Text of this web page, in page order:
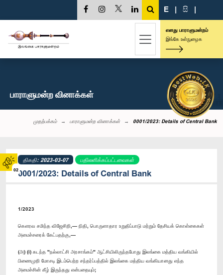
02
E | සි |
எனது பாராளுமன்றம்
இங்கே உள்நுழைக
பாராளுமன்ற வினாக்கள்
முதற்பக்கம் பாராளுமன்ற வினாக்கள் 0001/2023: Details of Central Bank
திகதி: 2023-03-07 பதிலளிக்கப்பட்டவைகள்
0001/2023: Details of Central Bank
1/2023
கௌரவ சமிந்த விஜேசிறி,— நிதி, பொருளாதார உறுதிப்பாடு மற்றும் தேசியக் கொள்கைகள்
அமைச்சரைக் கேட்பதற்கு,—
(அ) (i) கடந்த "நல்லாட்சி அரசாங்கம்" ஆட்சியிலிருந்தபோது இலங்கை மத்திய வங்கியில்
பிணைமுறி மோசடி இடம்பெற்ற சந்தர்ப்பத்தில் இலங்கை மத்திய வங்கியானது எந்த
அமைச்சின் கீழ் இருந்தது என்பதையும்;